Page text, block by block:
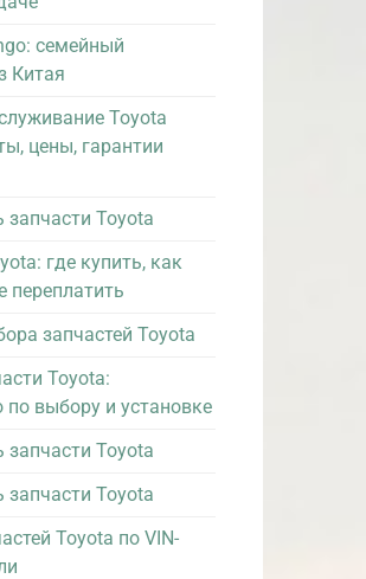
семейный
Китая
Toyota
цены, гарантии
запчасти Toyota
где купить, как
переплатить
запчастей Toyota
Toyota:
по выбору и установке
запчасти Toyota
запчасти Toyota
Toyota по VIN-